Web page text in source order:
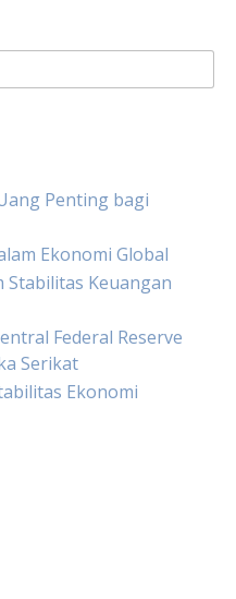
Penting bagi
Ekonomi Global
Stabilitas Keuangan
Federal Reserve
Serikat
Ekonomi